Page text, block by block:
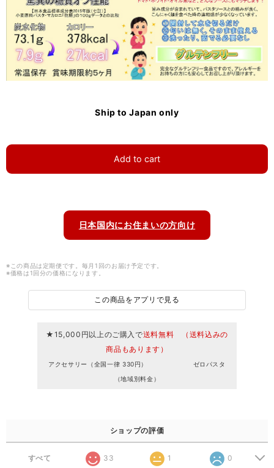
Ship to Japan only
Add to cart
日本国内にお住まいの方向け
※この商品は定期便です。毎月1回のお届け予定です。
※価格は1回分の価格になります。
この商品をアプリで見る
★15,000円以上のご購入で送料無料 （送料込みの
商品もあります）
アクセサリー（全国一律 330円） ゼロパスタ
（地域別料金）
ショップの評価
すべて 33 1 0